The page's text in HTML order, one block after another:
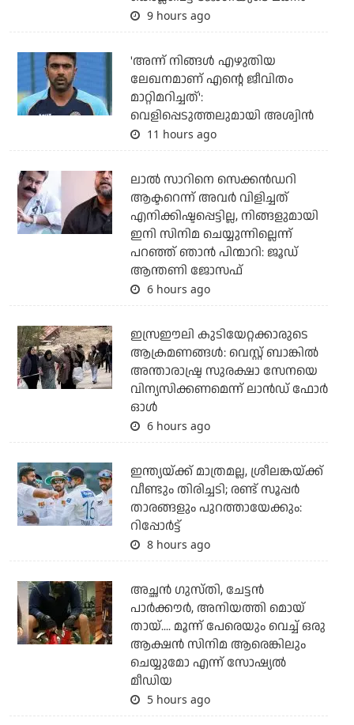
9 hours ago
'അന്ന് നിങ്ങള്‍ എഴുതിയ
ലേഖനമാണ് എന്റെ ജീവിതം
മാറ്റിമറിച്ചത്':
വെളിപ്പെടുത്തലുമായി അശ്വിന്‍
11 hours ago
ലാല്‍ സാറിനെ സെക്കന്‍ഡറി
ആക്ടറെന്ന് അവര്‍ വിളിച്ചത്
എനിക്കിഷ്ടപ്പെട്ടില്ല, നിങ്ങളുമായി
ഇനി സിനിമ ചെയ്യുന്നില്ലെന്ന്
പറഞ്ഞ് ഞാന്‍ പിന്മാറി: ജൂഡ്
ആന്തണി ജോസഫ്
6 hours ago
ഇസ്രഈലി കുടിയേറ്റക്കാരുടെ
ആക്രമണങ്ങള്‍: വെസ്റ്റ് ബാങ്കില്‍
അന്താരാഷ്ട്ര സുരക്ഷാ സേനയെ
വിന്യസിക്കണമെന്ന് ലാന്‍ഡ് ഫോര്‍
ഓള്‍
6 hours ago
ഇന്ത്യയ്ക്ക് മാത്രമല്ല, ശ്രീലങ്കയ്ക്ക്
വീണ്ടും തിരിച്ചടി; രണ്ട് സൂപ്പര്‍
താരങ്ങളും പുറത്തായേക്കും:
റിപ്പോര്‍ട്ട്
8 hours ago
അച്ഛന്‍ ഗുസ്തി, ചേട്ടന്‍
പാര്‍ക്കൗര്‍, അനിയത്തി മൊയ്
തായ്.... മൂന്ന് പേരെയും വെച്ച് ഒരു
ആക്ഷന്‍ സിനിമ ആരെങ്കിലും
ചെയ്യുമോ എന്ന് സോഷ്യല്‍
മീഡിയ
5 hours ago